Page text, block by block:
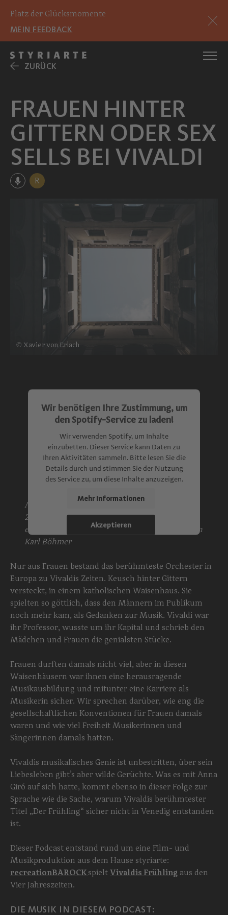
Platz der Glücksmomente
MEIN FEEDBACK
ZURÜCK
FRAUEN HINTER
GITTERN ODER SEX
SELLS BEI VIVALDI
R
© Xavier von Erlach
Wir benötigen Ihre Zustimmung, um
den Spotify-Service zu laden!
Wir verwenden Spotify, um Inhalte
einzubetten. Dieser Service kann Daten zu
Ihren Aktivitäten sammeln. Bitte lesen Sie die
Details durch und stimmen Sie der Nutzung
des Service zu, um diese Inhalte anzuzeigen.
Mehr Informationen
Akzeptieren
powered by
Musik.Geschichten Episode #1
21.3.2021 - 41 min.
erfragt von Katharina Schellnegger, erzählt von
Karl Böhmer
Nur aus Frauen bestand das berühmteste Orchester in
Europa zu Vivaldis Zeiten. Keusch hinter Gittern
versteckt, in einem katholischen Waisenhaus. Sie
spielten so göttlich, dass den Männern im Publikum
noch mehr kam, als Gedanken zur Musik. Vivaldi war
ihr Professor, wusste um ihr Kapital und schrieb den
Mädchen und Frauen die genialsten Stücke.
Frauen durften damals nicht viel, aber in diesen
Waisenhäusern war ihnen eine herausragende
Musikausbildung und mitunter eine Karriere als
Musikerin sicher. Wir sprechen darüber, wie eng die
gesellschaftlichen Konventionen für Frauen damals
waren und wie viel Freiheit Musikerinnen und
Sängerinnen damals hatten.
Vivaldis musikalisches Genie ist unbestritten, über sein
Liebesleben gibt’s aber wilde Gerüchte. Was es mit Anna
Giró auf sich hatte, kommt ebenso in dieser Folge zur
Sprache wie die Sache, warum Vivaldis berühmtester
Titel „Der Frühling“ sicher nicht in Venedig entstanden
ist.
Dieser Podcast entstand rund um eine Film- und
Musikproduktion aus dem Hause styriarte:
recreationBAROCK spielt Vivaldis Frühling aus den
Vier Jahreszeiten.
DIE MUSIK IN DIESEM PODCAST: